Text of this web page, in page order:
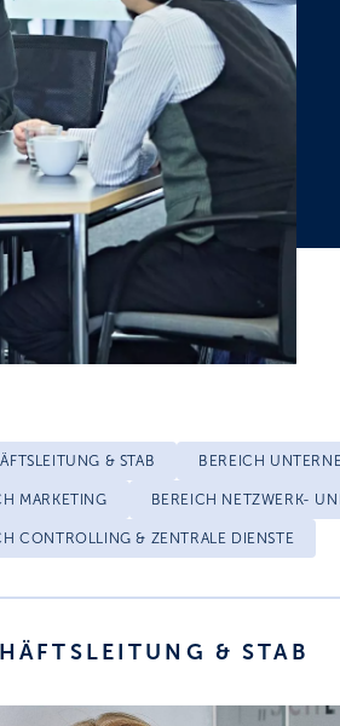
& STAB BEREICH
MARKETING BEREICH NETZWERK-
CONTROLLING & ZENTRALE DIENSTE
& STAB